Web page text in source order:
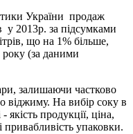
України продаж
у 2013р. за підсумками
що на 1% більше,
року (за даними
залишаючи частково
віджиму. На вибір соку в
якість продукції, ціна,
упаковки.